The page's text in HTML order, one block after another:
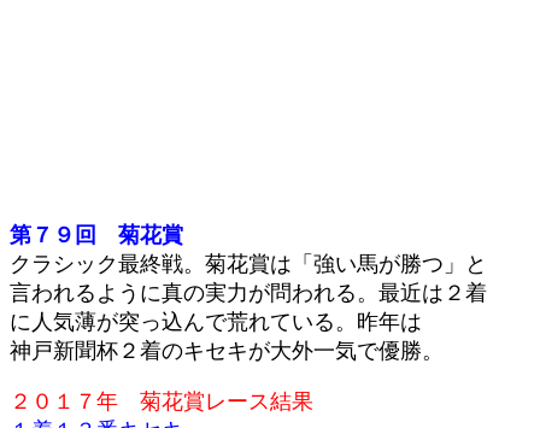
第７９回 菊花賞
クラシック最終戦。菊花賞は「強い馬が勝つ」と
言われるように真の実力が問われる。最近は２着
に人気薄が突っ込んで荒れている。昨年は
神戸新聞杯２着のキセキが大外一気で優勝。
２０１７年 菊花賞レース結果